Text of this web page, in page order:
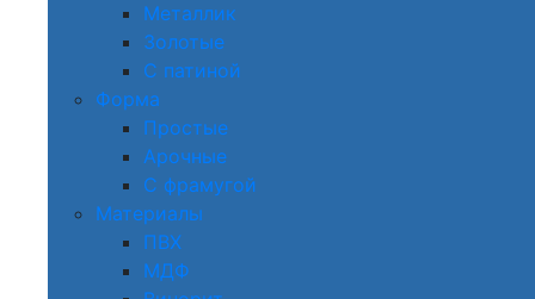
Металлик
Золотые
С патиной
Форма
Простые
Арочные
С фрамугой
Материалы
ПВХ
МДФ